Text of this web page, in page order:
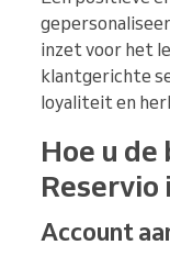
inzet voor het
klantgerichte
loyaliteit en
Hoe u
Account